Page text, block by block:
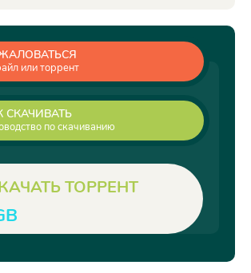
или торрент
СКАЧИВАТЬ
по скачиванию
ТОРРЕНТ